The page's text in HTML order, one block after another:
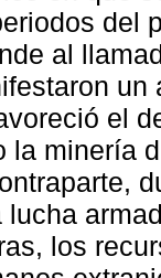
del
al
el
la minería
lucha
los